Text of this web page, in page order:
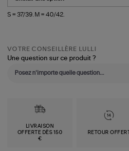
S = 37/39. M = 40/42.
VOTRE CONSEILLÈRE LULLI
Une question sur ce produit ?
LIVRAISON
OFFERTE DÈS 150
€
RETOUR OFFERT